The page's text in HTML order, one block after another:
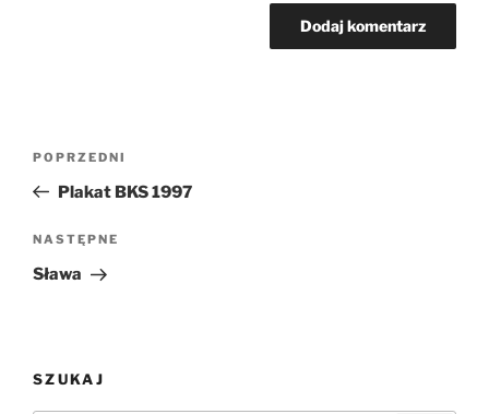
Poprzedni
wpis
POPRZEDNI
Plakat BKS 1997
Następny
wpis
NASTĘPNE
Sława
SZUKAJ